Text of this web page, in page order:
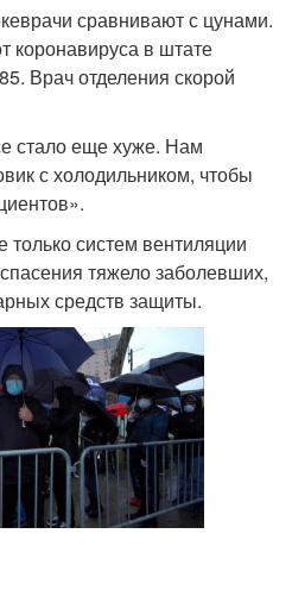
сравнивают с цунами.
коронавируса в штате
Врач отделения скорой
стало еще хуже. Нам
с холодильником, чтобы
только систем вентиляции
тяжело заболевших,
средств защиты.